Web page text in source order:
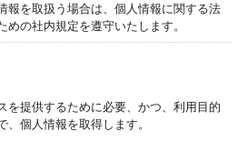
報を取扱う場合は、個人情報に関する法
めの社内規定を遵守いたします。
を提供するために必要、かつ、利用目的
個人情報を取得します。